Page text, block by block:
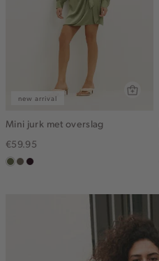
new arrival
Mini jurk met overslag
€59.95
groen,
middenbruin
bordeaux,